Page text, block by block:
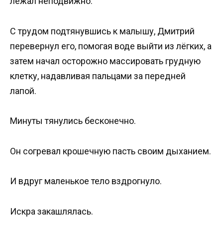
С трудом подтянувшись к малышу, Дмитрий
перевернул его, помогая воде выйти из лёгких, а
затем начал осторожно массировать грудную
клетку, надавливая пальцами за передней
лапой.
Минуты тянулись бесконечно.
Он согревал крошечную пасть своим дыханием.
И вдруг маленькое тело вздрогнуло.
Искра закашлялась.